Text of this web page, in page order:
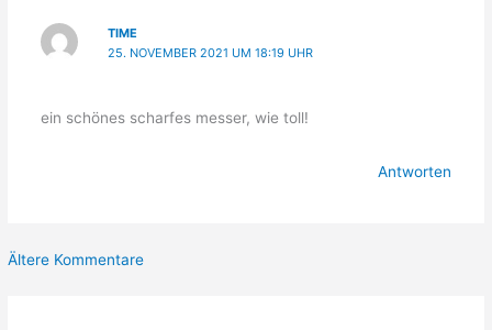
TIME
25. NOVEMBER 2021 UM 18:19 UHR
ein schönes scharfes messer, wie toll!
Antworten
Neuere
Ältere Kommentare